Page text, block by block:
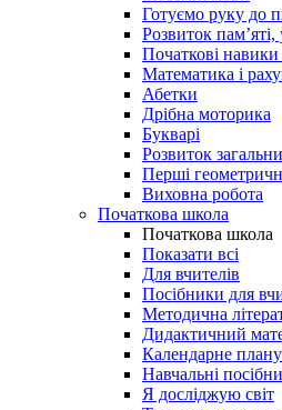
Готуємо руку до
Розвиток
Початкові
Математика і
Абетки
Дрібна моторика
Букварі
Розвиток
Перші
Виховна робота
Початкова школа
Початкова школа
Показати всі
Для вчителів
Посібники для
Методична
Дидактичний
Календарне
Навчальні
Я досліджую світ